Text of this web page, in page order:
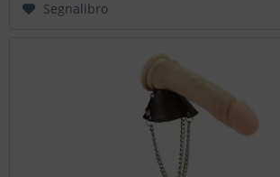
Segnalibro